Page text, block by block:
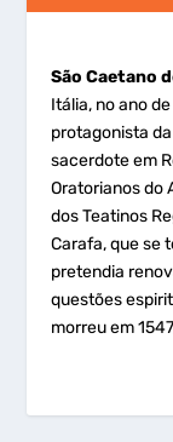
São Caetano
Itália, no ano
protagonista
sacerdote em
Oratorianos do
dos Teatinos
Carafa, que se
pretendia
questões
morreu em